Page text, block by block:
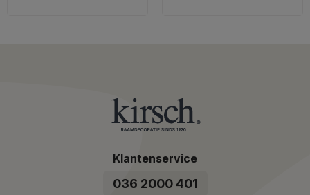
Klantenservice
036 2000 401